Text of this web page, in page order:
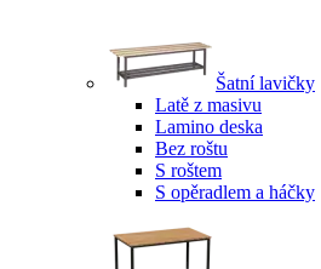
Šatní lavičky
Latě z masivu
Lamino deska
Bez roštu
S roštem
S opěradlem a háčky